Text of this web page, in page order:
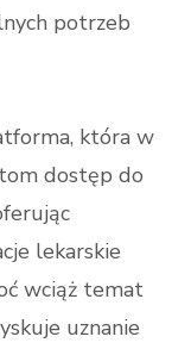
potrzeb
która w
dostęp do
lekarskie
wciąż temat
uznanie